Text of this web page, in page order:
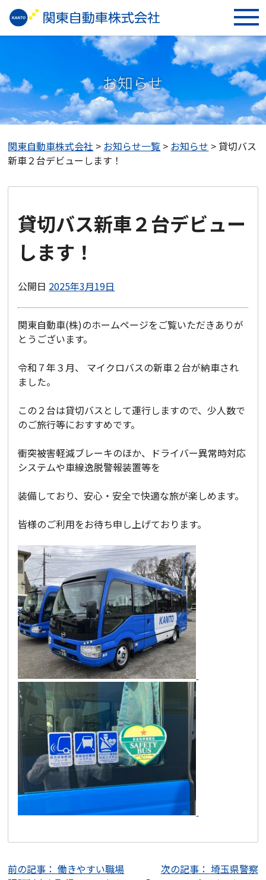
お知らせ
関東自動車株式会社 > お知らせ一覧 > お知らせ >貸切バス
新車２台デビューします！
貸切バス新車２台デビュー
します！
公開日 2025年3月19日
関東自動車(株)のホームページをご覧いただきありが
とうございます。
令和７年３月、 マイクロバスの新車２台が納車され
ました。
この２台は貸切バスとして運行しますので、少人数で
のご旅行等におすすめです。
衝突被害軽減ブレーキのほか、ドライバー異常時対応
システムや車線逸脱警報装置等を
装備しており、安心・安全で快適な旅が楽しめます。
皆様のご利用をお待ち申し上げております。
投
前の記事： 働きやすい職場
次の記事： 埼玉県警察